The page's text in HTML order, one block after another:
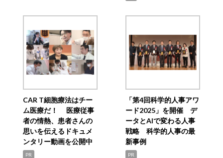
CAR T細胞療法はチー
ム医療だ！ 医療従事
者の情熱、患者さんの
思いを伝えるドキュメ
ンタリー動画を公開中
PR
「第4回科学的人事アワ
ード2025」を開催 デ
ータとAIで変わる人事
戦略 科学的人事の最
新事例
PR